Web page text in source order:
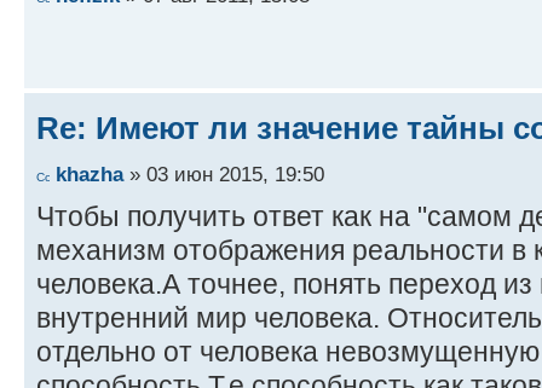
Re: Имеют ли значение тайны
khazha» 03 июн 2015, 19:50
Чтобы получить ответ как на "самом
механизм отображения реальности в
человека.А точнее, понять переход
внутренний мир человека.
отдельно от человека